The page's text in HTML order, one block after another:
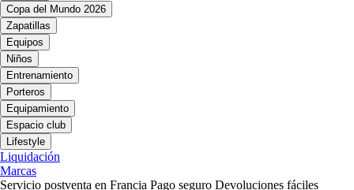
Copa del Mundo 2026
Zapatillas
Equipos
Niños
Entrenamiento
Porteros
Equipamiento
Espacio club
Lifestyle
Liquidación
Marcas
Servicio postventa en Francia Pago seguro Devoluciones fáciles